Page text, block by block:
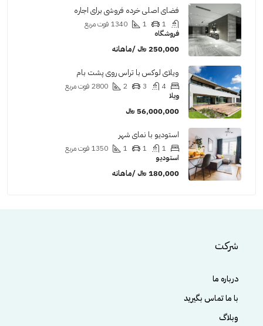
فضای اصلی خرده فروشی برای اجاره
1
1
1340 فوت مربع
فروشگاه
250,000 ﷼ /ماهانه
ویلای لوکس با تراس روی پشت بام
4
3
2
2800 فوت مربع
ویلا
56,000,000 ﷼
استودیو با نمای شهر
1
1
1
1350 فوت مربع
استودیو
180,000 ﷼ /ماهانه
شرکت
درباره ما
با ما تماس بگیرید
وبلاگ